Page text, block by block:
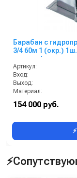
Барабан с
3/4 60м 1 (окр.)
запросу)
Артикул:
Вход:
Выход:
Материал:
Вес, кг:
154 000 руб.